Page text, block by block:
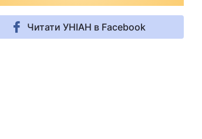
Читати УНІАН в Facebook